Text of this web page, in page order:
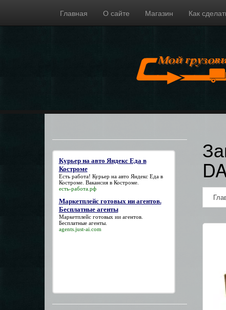
Главная О сайте Магазин Как
Курьер на авто Яндекс Еда в
Костроме
Есть работа! Курьер на авто Яндекс Еда в
Костроме. Вакансия в Костроме.
есть-работа.рф
Маркетплейс готовых ии агентов.
Бесплатные агенты
Маркетплейс готовых ии агентов.
Бесплатные агенты.
agents.just-ai.com